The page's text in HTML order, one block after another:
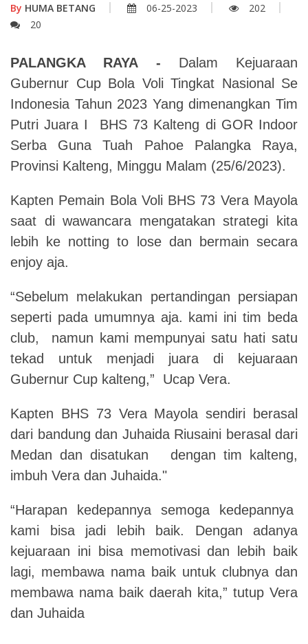
By HUMA BETANG 06-25-2023
202
20
PALANGKA RAYA - Dalam Kejuaraan
Gubernur Cup Bola Voli Tingkat Nasional Se
Indonesia Tahun 2023 Yang dimenangkan Tim
Putri Juara I BHS 73 Kalteng di GOR Indoor
Serba Guna Tuah Pahoe Palangka Raya,
Provinsi Kalteng, Minggu Malam (25/6/2023).
Kapten Pemain Bola Voli BHS 73 Vera Mayola
saat di wawancara mengatakan strategi kita
lebih ke notting to lose dan bermain secara
enjoy aja.
“Sebelum melakukan pertandingan persiapan
seperti pada umumnya aja. kami ini tim beda
club, namun kami mempunyai satu hati satu
tekad untuk menjadi juara di kejuaraan
Gubernur Cup kalteng,” Ucap Vera.
Kapten BHS 73 Vera Mayola sendiri berasal
dari bandung dan Juhaida Riusaini berasal dari
Medan dan disatukan dengan tim kalteng,
imbuh Vera dan Juhaida."
“Harapan kedepannya semoga kedepannya
kami bisa jadi lebih baik. Dengan adanya
kejuaraan ini bisa memotivasi dan lebih baik
lagi, membawa nama baik untuk clubnya dan
membawa nama baik daerah kita,” tutup Vera
dan Juhaida